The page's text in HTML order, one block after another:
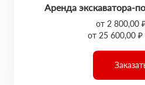
Аренда экскаватора-
от 2 800,00
от 25 600,00